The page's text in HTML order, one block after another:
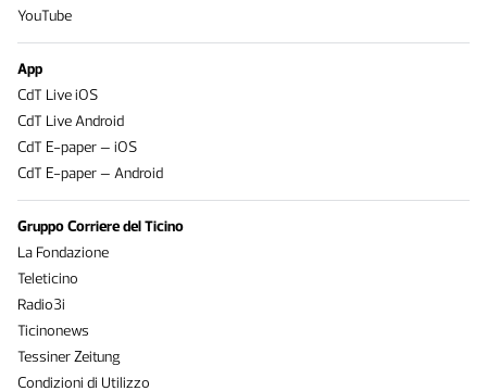
YouTube
App
CdT Live iOS
CdT Live Android
CdT E-paper – iOS
CdT E-paper – Android
Gruppo Corriere del Ticino
La Fondazione
Teleticino
Radio3i
Ticinonews
Tessiner Zeitung
Condizioni di Utilizzo